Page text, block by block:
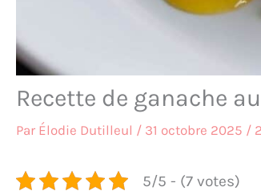
Recette de ganache
Par Élodie Dutilleul / 31 octobre 2025 /
5/5 - (7 votes)